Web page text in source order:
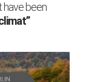
have been